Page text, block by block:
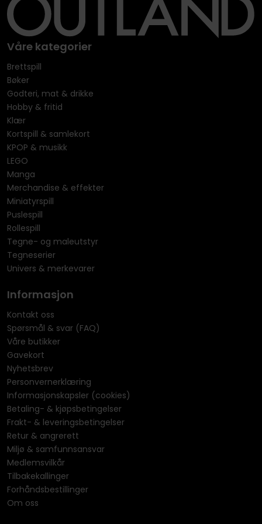
Våre kategorier
Brettspill
Bøker
Godteri, mat & drikke
Hobby & fritid
Klær
Kortspill & samlekort
KPOP & musikk
LEGO
Manga
Merchandise & effekter
Miniatyrspill
Puslespill
Rollespill
Tegne- og maleutstyr
Tegneserier
Univers & merkevarer
Informasjon
Kontakt oss
Spørsmål & svar (FAQ)
Våre butikker
Gavekort
Nyhetsbrev
Personvernerklæring
Informasjonskapsler (cookies)
Betaling- & kjøpsbetingelser
Frakt- & leveringsbetingelser
Retur & angrerett
Miljø & samfunnsansvar
Medlemsvilkår
Tilbakekallinger
Forhåndsbestillinger
Om oss